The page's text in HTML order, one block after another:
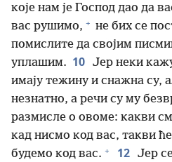
које нам је Господ дао да
вас рушимо, + не бих се
помислите да својим
уплашим. 10 Јер неки
имају тежину и снажна су,
незнатно, а речи су му
размисле о овоме: какви
кад нисмо код вас, такви
будемо код вас. + 12 Јер